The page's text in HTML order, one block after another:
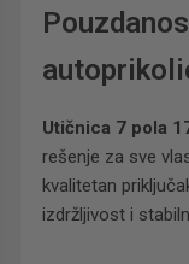
Utičnica 7 pola
rešenje za sve
kvalitetan
izdržljivost i